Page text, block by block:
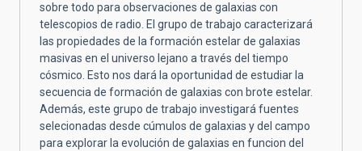
sobre todo para observaciones de galaxias con
telescopios de radio. El grupo de trabajo caracterizará
las propiedades de la formación estelar de galaxias
masivas en el universo lejano a través del tiempo
cósmico. Esto nos dará la oportunidad de estudiar la
secuencia de formación de galaxias con brote estelar.
Además, este grupo de trabajo investigará fuentes
selecionadas desde cúmulos de galaxias y del campo
para explorar la evolución de galaxias en funcion del